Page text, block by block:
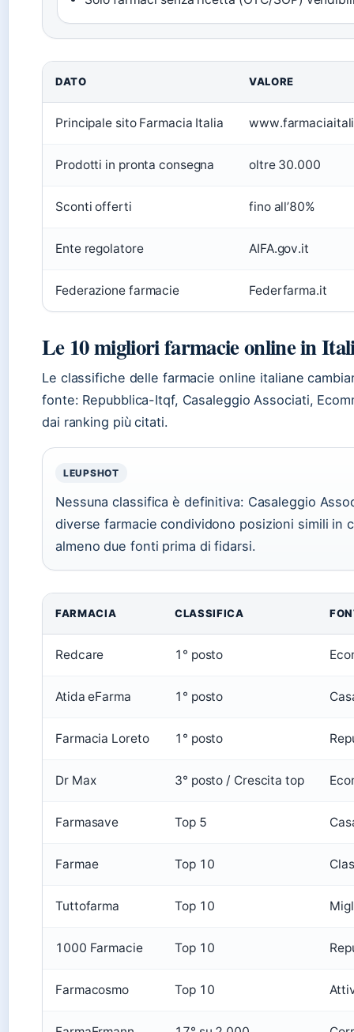
DATO VALORE
Principale sito Farmacia Italia
Prodotti in pronta consegna oltre 30.000
Sconti offerti fino all’80%
Ente regolatore AIFA.gov.it
Federazione farmacie Federfarma.it
Le 10 migliori farmacie online in
Le classifiche delle farmacie online italiane
fonte: Repubblica-Itqf, Casaleggio Associati,
dai ranking più citati.
LEUPSHOT
Nessuna classifica è definitiva: Casaleggio
diverse farmacie condividono posizioni simili in
almeno due fonti prima di fidarsi.
FARMACIA CLASSIFICA
Redcare 1° posto
Atida eFarma 1° posto
Farmacia Loreto 1° posto
Dr Max 3° posto / Crescita top
Farmasave Top 5
Farmae Top 10
Tuttofarma Top 10
1000 Farmacie Top 10
Farmacosmo Top 10